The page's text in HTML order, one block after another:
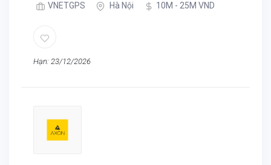
VNETGPS Hà Nội 10M - 25M VND
Hạn: 23/12/2026